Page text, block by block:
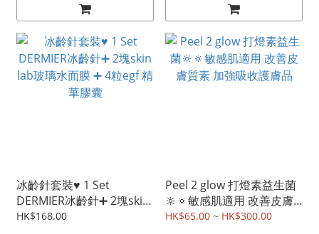
冰齡針套裝♥️ 1 Set
DERMIER冰齡針➕ 2塊skin
lab玻璃水面膜 ➕ 4粒egf 精
HK$168.00
Peel 2 glow 打燈素益生菌
🔆🔅敏感肌適用 改善皮膚
質素 加強吸收護膚品
HK$65.00 ~ HK$300.00